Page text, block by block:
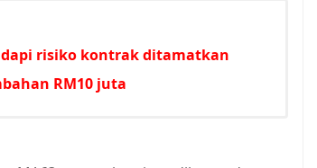
risiko kontrak ditamatkan
RM10 juta